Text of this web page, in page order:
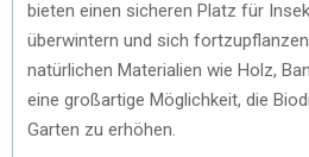
bieten einen sicheren Platz für
überwintern und sich
natürlichen Materialien wie Holz,
eine großartige Möglichkeit, die
Garten zu erhöhen.